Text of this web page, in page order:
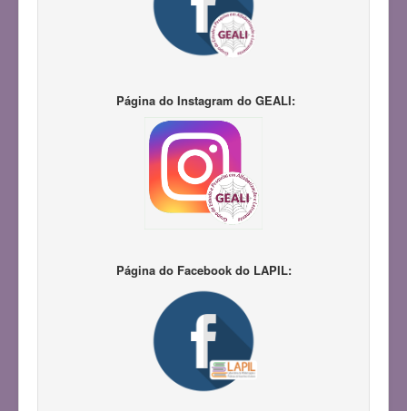
Página do Instagram do GEALI:
Página do Facebook do LAPIL: